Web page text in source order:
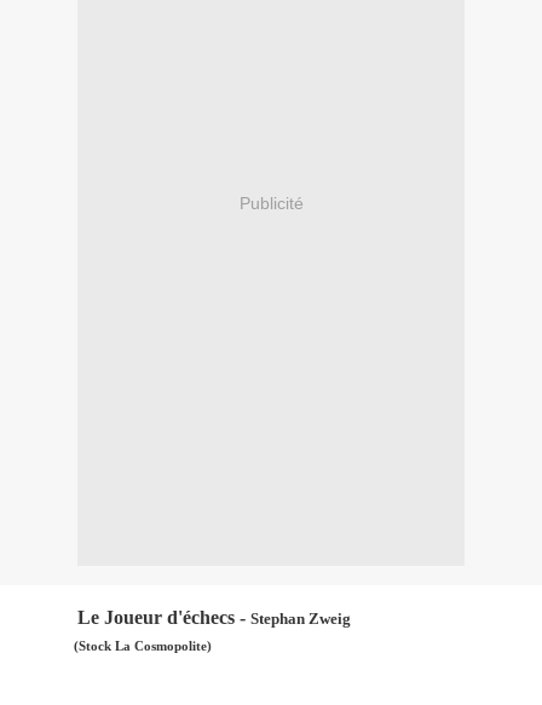
Publicité
Le Joueur d'échecs - Stephan Zweig
(Stock La Cosmopolite)